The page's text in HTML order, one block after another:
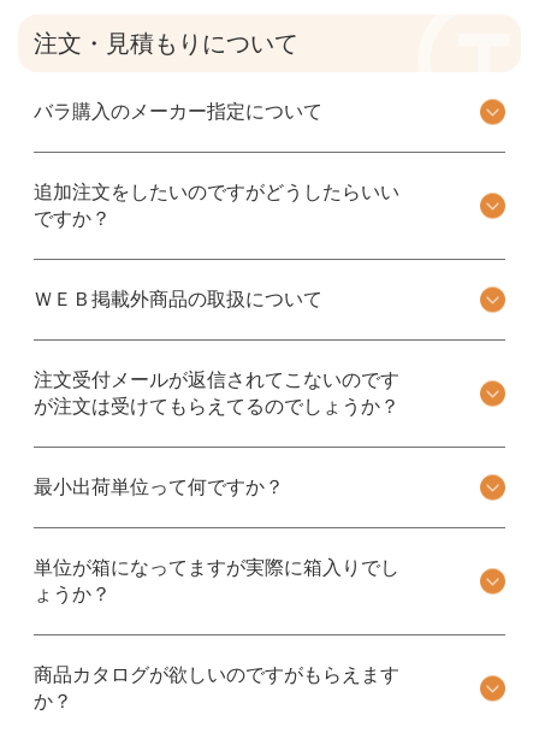
注文・見積もりについて
バラ購入のメーカー指定について
追加注文をしたいのですがどうしたらいい
ですか？
ＷＥＢ掲載外商品の取扱について
注文受付メールが返信されてこないのです
が注文は受けてもらえてるのでしょうか？
最小出荷単位って何ですか？
単位が箱になってますが実際に箱入りでし
ょうか？
商品カタログが欲しいのですがもらえます
か？